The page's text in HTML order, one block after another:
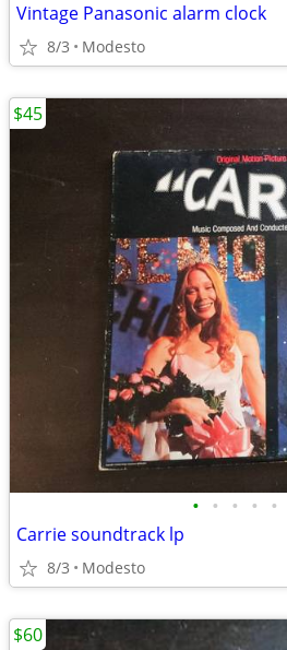
Vintage Panasonic alarm clock
8/3 Modesto
• • • • •
Carrie soundtrack lp
8/3 Modesto
$45
$60